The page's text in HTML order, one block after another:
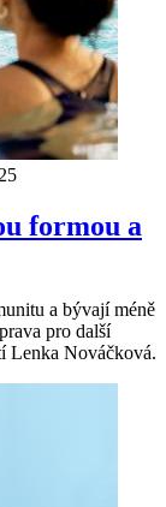
formou a
a bývají méně
pro další
Lenka Nováčková.